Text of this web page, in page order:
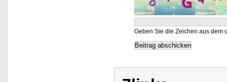
Geben Sie die Zeichen aus dem